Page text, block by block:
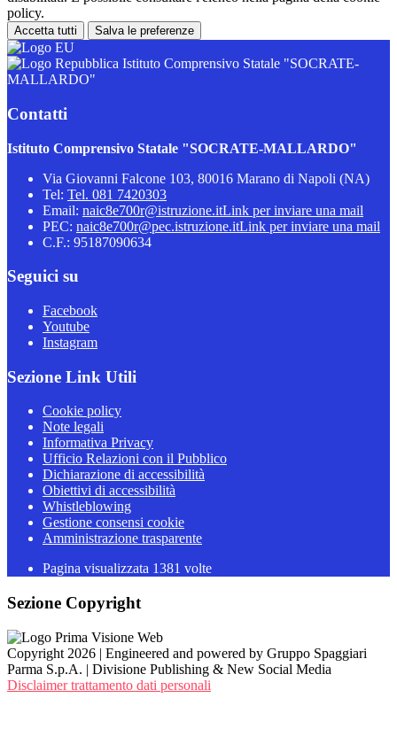
policy.
Accetta tutti Salva le preferenze
Istituto Comprensivo Statale "SOCRATE-
MALLARDO"
Contatti
Istituto Comprensivo Statale "SOCRATE-MALLARDO"
Via Giovanni Falcone 103, 80016 Marano di Napoli (NA)
Tel: Tel. 081 7420303
Email: naic8e700r@istruzione.itLink per inviare una mail
PEC: naic8e700r@pec.istruzione.itLink per inviare una mail
C.F.: 95187090634
Seguici su
Facebook
Youtube
Instagram
Sezione Link Utili
Cookie policy
Note legali
Informativa Privacy
Ufficio Relazioni con il Pubblico
Dichiarazione di accessibilità
Obiettivi di accessibilità
Whistleblowing
Gestione consensi cookie
Amministrazione trasparente
Pagina visualizzata 1381 volte
Sezione Copyright
Copyright 2026 | Engineered and powered by Gruppo Spaggiari
Parma S.p.A. | Divisione Publishing & New Social Media
Disclaimer trattamento dati personali